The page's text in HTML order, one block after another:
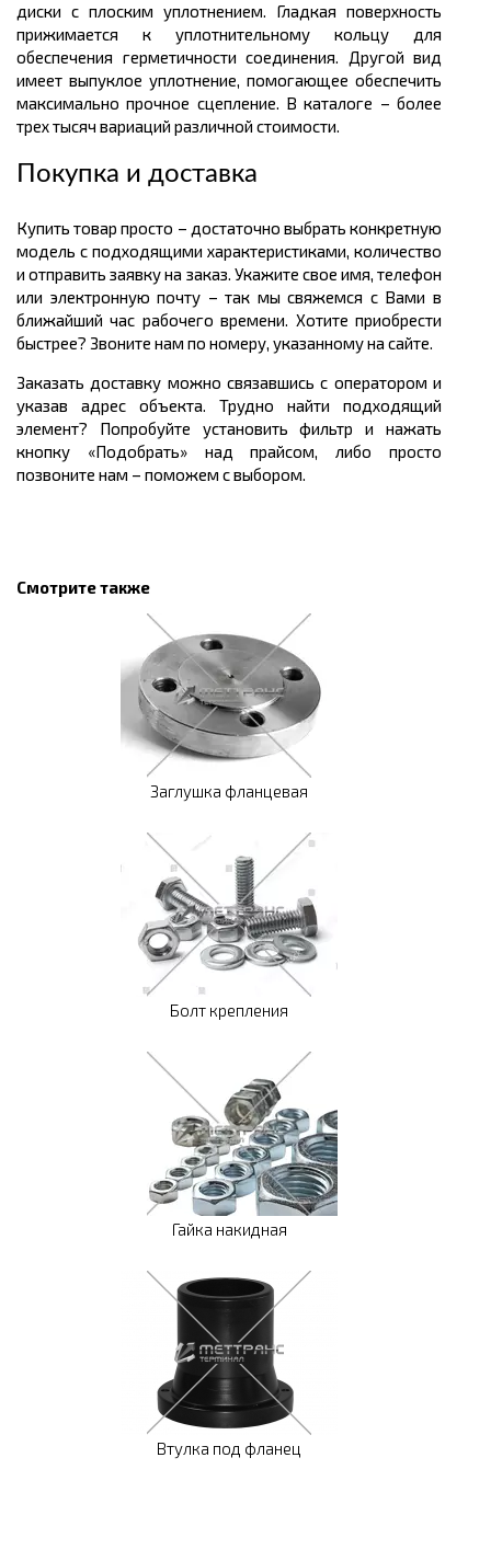
диски с плоским уплотнением. Гладкая поверхность
прижимается к уплотнительному кольцу для
обеспечения герметичности соединения. Другой вид
имеет выпуклое уплотнение, помогающее обеспечить
максимально прочное сцепление. В каталоге – более
трех тысяч вариаций различной стоимости.
Покупка и доставка
Купить товар просто – достаточно выбрать конкретную
модель с подходящими характеристиками, количество
и отправить заявку на заказ. Укажите свое имя, телефон
или электронную почту – так мы свяжемся с Вами в
ближайший час рабочего времени. Хотите приобрести
быстрее? Звоните нам по номеру, указанному на сайте.
Заказать доставку можно связавшись с оператором и
указав адрес объекта. Трудно найти подходящий
элемент? Попробуйте установить фильтр и нажать
кнопку «Подобрать» над прайсом, либо просто
позвоните нам – поможем с выбором.
Смотрите также
Заглушка фланцевая
Болт крепления
Гайка накидная
Втулка под фланец